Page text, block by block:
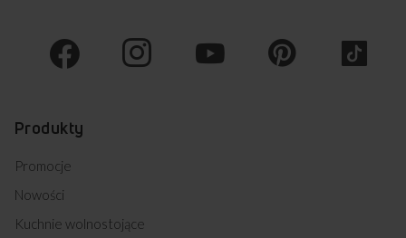
Produkty
Promocje
Nowości
Kuchnie wolnostojące